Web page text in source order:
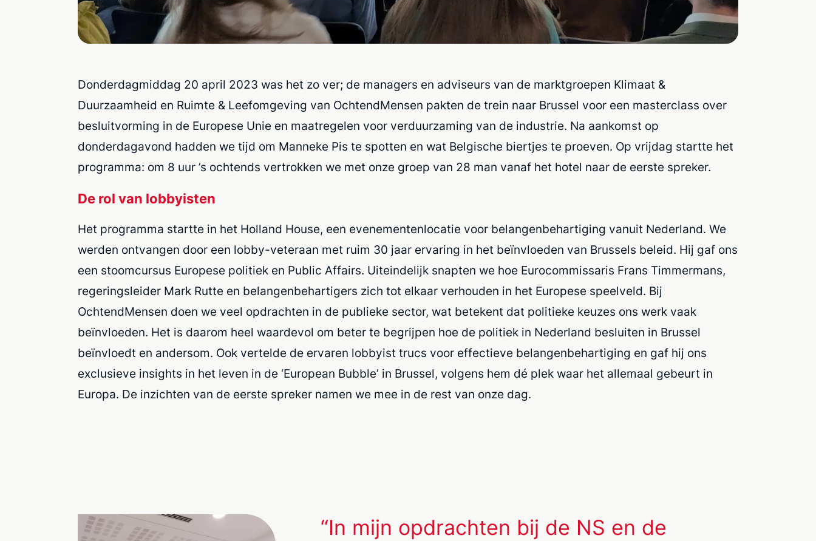
Donderdagmiddag 20 april 2023 was het zo ver; de managers en adviseurs van de marktgroepen Klimaat &
Duurzaamheid en Ruimte & Leefomgeving van OchtendMensen pakten de trein naar Brussel voor een masterclass over
besluitvorming in de Europese Unie en maatregelen voor verduurzaming van de industrie. Na aankomst op
donderdagavond hadden we tijd om Manneke Pis te spotten en wat Belgische biertjes te proeven. Op vrijdag startte het
programma: om 8 uur ’s ochtends vertrokken we met onze groep van 28 man vanaf het hotel naar de eerste spreker.
De rol van lobbyisten
Het programma startte in het Holland House, een evenementenlocatie voor belangenbehartiging vanuit Nederland. We
werden ontvangen door een lobby-veteraan met ruim 30 jaar ervaring in het beïnvloeden van Brussels beleid. Hij gaf ons
een stoomcursus Europese politiek en Public Affairs. Uiteindelijk snapten we hoe Eurocommissaris Frans Timmermans,
regeringsleider Mark Rutte en belangenbehartigers zich tot elkaar verhouden in het Europese speelveld. Bij
OchtendMensen doen we veel opdrachten in de publieke sector, wat betekent dat politieke keuzes ons werk vaak
beïnvloeden. Het is daarom heel waardevol om beter te begrijpen hoe de politiek in Nederland besluiten in Brussel
beïnvloedt en andersom. Ook vertelde de ervaren lobbyist trucs voor effectieve belangenbehartiging en gaf hij ons
exclusieve insights in het leven in de ‘European Bubble’ in Brussel, volgens hem dé plek waar het allemaal gebeurt in
Europa. De inzichten van de eerste spreker namen we mee in de rest van onze dag.
“In mijn opdrachten bij de NS en de